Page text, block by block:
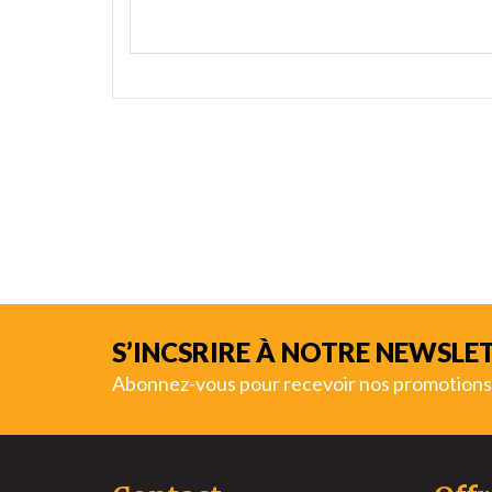
S’INCSRIRE À NOTRE
Abonnez-vous pour recevoir nos promotions